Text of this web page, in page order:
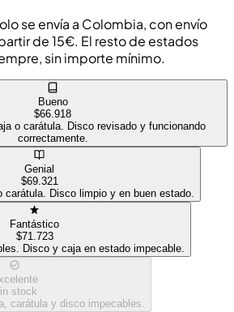
se envía a Colombia, con envío
de 15€. El resto de estados
sin importe mínimo.
Bueno
$66.918
o carátula. Disco revisado y funcionando
correctamente.
Genial
$69.321
carátula. Disco limpio y en buen estado.
Fantástico
$71.723
Disco y caja en estado impecable.
stock
carátula y disco impecables.